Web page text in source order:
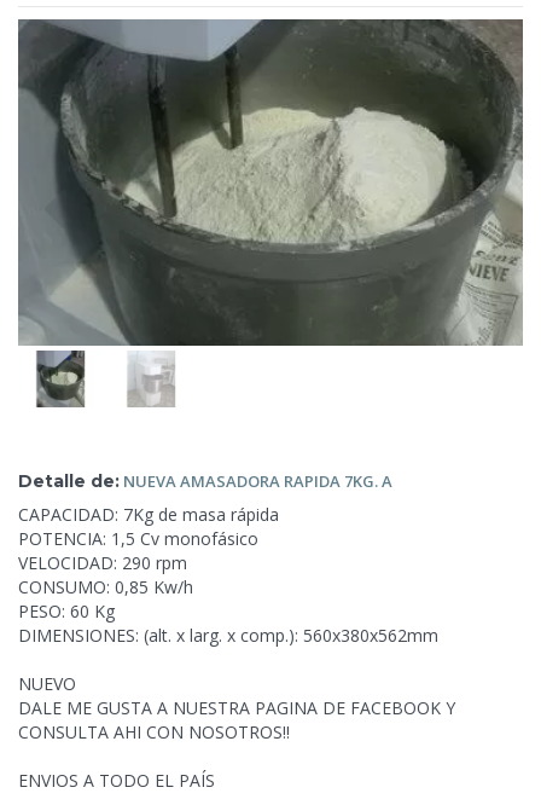
Detalle de: NUEVA AMASADORA RAPIDA 7KG.A
CAPACIDAD: 7Kg de masa rápida
POTENCIA: 1,5 Cv monofásico
VELOCIDAD: 290 rpm
CONSUMO: 0,85 Kw/h
PESO: 60 Kg
DIMENSIONES: (alt. x larg. x comp.): 560x380x562mm
NUEVO
DALE ME GUSTA A NUESTRA PAGINA DE FACEBOOK Y
CONSULTA AHI CON NOSOTROS!!
ENVIOS A TODO EL PAÍS